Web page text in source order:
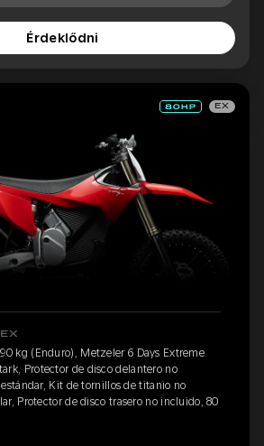
Érdeklődni
EX
kg (Enduro), Metzeler 6 Days Extreme
Protector de disco delantero no
Kit de tornillos de titanio no
Protector de disco trasero no incluido, 80